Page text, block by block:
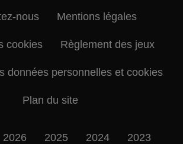
nous Mentions légales
cookies Règlement des jeux
données personnelles et cookies
Plan du site
2026 2025 2024 2023